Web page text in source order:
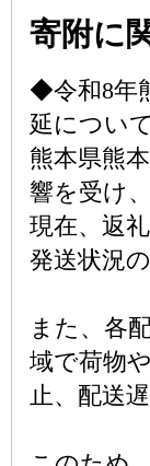
寄附に
◆令和8年
延につい
熊本県熊
響を受け、
現在、返
発送状況
また、各
域で荷物
止、配送